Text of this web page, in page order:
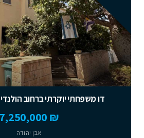
דו משפחתי יוקרתי ברחוב הולנדי | 260 מ״ר בנוי
₪ 7,250,000
אבן יהודה